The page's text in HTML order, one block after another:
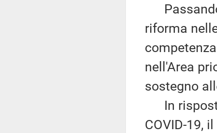
riforma
nell'Area
sostegno
In
COVID-19,